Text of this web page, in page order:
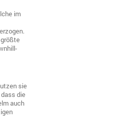
im
sie
die
auch